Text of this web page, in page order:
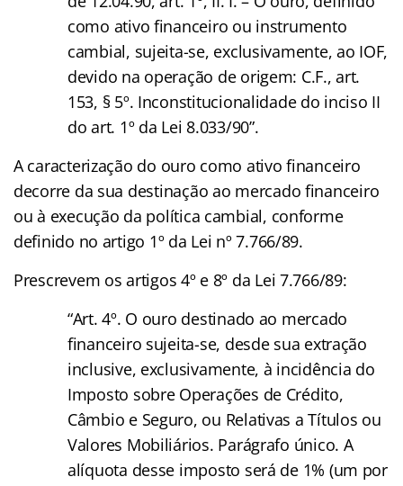
como ativo financeiro ou instrumento
cambial, sujeita-se, exclusivamente, ao IOF,
devido na operação de origem: C.F., art.
153, § 5º. Inconstitucionalidade do inciso II
do art. 1º da Lei 8.033/90”.
A caracterização do ouro como ativo financeiro
decorre da sua destinação ao mercado financeiro
ou à execução da política cambial, conforme
definido no artigo 1º da Lei nº 7.766/89.
Prescrevem os artigos 4º e 8º da Lei 7.766/89:
“Art. 4º. O ouro destinado ao mercado
financeiro sujeita-se, desde sua extração
inclusive, exclusivamente, à incidência do
Imposto sobre Operações de Crédito,
Câmbio e Seguro, ou Relativas a Títulos ou
Valores Mobiliários. Parágrafo único. A
alíquota desse imposto será de 1% (um por